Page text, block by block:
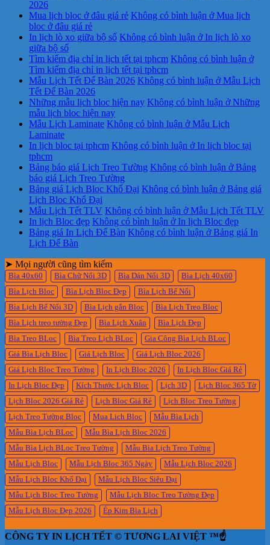
2026
Mua lịch bloc ở đâu giá rẻ Không có bình luận ở Mua lịch
bloc ở đâu giá rẻ
In lịch lò xo giữa bộ số Không có bình luận ở In lịch lò xo
giữa bộ số
Tìm kiếm địa chỉ in lịch tết tại tphcm Không có bình luận ở
Tìm kiếm địa chỉ in lịch tết tại tphcm
Mẫu Lịch Tết Để Bàn 2026 Không có bình luận ở Mẫu Lịch
Tết Để Bàn 2026
Những mẫu lịch bloc hiện nay Không có bình luận ở Những
mẫu lịch bloc hiện nay
Mẫu Lịch Laminate Không có bình luận ở Mẫu Lịch
Laminate
In lịch bloc tại tphcm Không có bình luận ở In lịch bloc tại
tphcm
Bảng báo giá Lịch Treo Tường Không có bình luận ở Bảng
báo giá Lịch Treo Tường
Bảng giá Lịch Bloc Khổ Đại Không có bình luận ở Bảng giá
Lịch Bloc Khổ Đại
Mẫu Lịch Tết TLV Không có bình luận ở Mẫu Lịch Tết TLV
In lịch Bloc đẹp Không có bình luận ở In lịch Bloc đẹp
Bảng giá In Lịch Để Bàn Không có bình luận ở Bảng giá In
Lịch Để Bàn
➤ Mọi người cũng tìm kiếm
Bìa 40x60 Bìa Chữ Nổi 3D Bìa Dán Nổi 3D
Bìa Lịch 40x60
Bìa Lịch Bloc
Bìa Lịch Bloc Đẹp
Bìa Lịch Bế Nổi
Bìa Lịch Bế Nổi 3D
Bìa Lịch gắn Bloc
Bìa Lịch Treo Bloc
Bìa Lịch treo tường Đẹp
Bìa Lịch Xuân
Bìa Lịch Đẹp
Bìa Treo BLoc
Bìa Treo Lịch BLoc
Gia Công Bìa Lịch BLoc
Giá Bìa Lịch Bloc
Giá Lịch Bloc
Giá Lịch Bloc 2026
Giá Lịch Bloc Treo Tường
In Lịch Bloc 2026
In Lịch Bloc Giá Rẻ
In Lịch Bloc Đẹp
Kích Thước Lịch Bloc Lịch 3D
Lịch Bloc 365 Tờ
Lịch Bloc 2026 Giá Rẻ
Lịch Bloc Giá Rẻ
Lịch Bloc Treo Tường
Lịch Treo Tường Bloc
Mua Lich Bloc
Mẫu Bìa Lịch
Mẫu Bìa Lịch BLoc
Mẫu Bìa Lịch Bloc 2026
Mẫu Bìa Lịch BLoc Treo Tường
Mẫu Bìa Lịch Treo Tường
Mẫu Lịch Bloc
Mẫu Lịch Bloc 365 Ngày
Mẫu Lịch Bloc 2026
Mẫu Lịch Bloc Khổ Đại
Mẫu Lịch Bloc Siêu Đại
Mẫu Lịch Bloc Treo Tường
Mẫu Lịch Bloc Treo Tường Đẹp
Mẫu Lịch Bloc Đẹp 2026
Ép Kim Bìa Lịch
CÔNG TY IN LỊCH TẾT © TƯƠNG LAI VIỆT ™☝️